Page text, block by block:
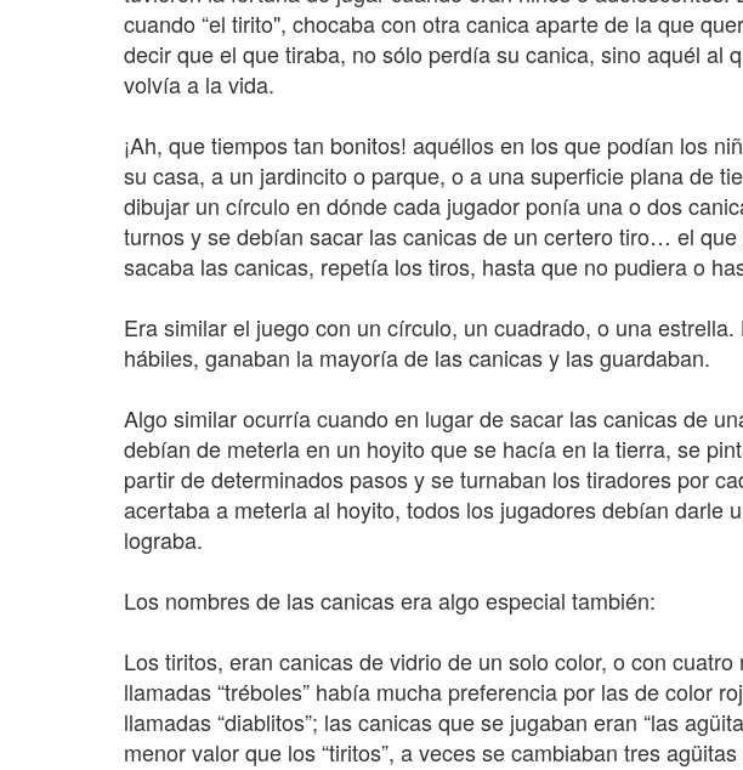
cuando “el tirito", chocaba con otra canica aparte de la que
decir que el que tiraba, no sólo perdía su canica, sino aquél al
volvía a la vida.
¡Ah, que tiempos tan bonitos! aquéllos en los que podían los
su casa, a un jardincito o parque, o a una superficie plana de
dibujar un círculo en dónde cada jugador ponía una o dos
turnos y se debían sacar las canicas de un certero tiro… el
sacaba las canicas, repetía los tiros, hasta que no pudiera o
Era similar el juego con un círculo, un cuadrado, o una
hábiles, ganaban la mayoría de las canicas y las guardaban.
Algo similar ocurría cuando en lugar de sacar las canicas de
debían de meterla en un hoyito que se hacía en la tierra, se
partir de determinados pasos y se turnaban los tiradores por
acertaba a meterla al hoyito, todos los jugadores debían darle
lograba.
Los nombres de las canicas era algo especial también:
Los tiritos, eran canicas de vidrio de un solo color, o con cuatro
llamadas “tréboles” había mucha preferencia por las de color
llamadas “diablitos”; las canicas que se jugaban eran “las
menor valor que los “tiritos”, a veces se cambiaban tres agüitas